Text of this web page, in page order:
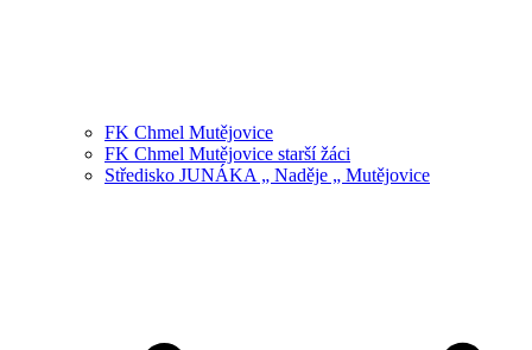
FK Chmel Mutějovice
FK Chmel Mutějovice starší žáci
Středisko JUNÁKA „ Naděje „ Mutějovice